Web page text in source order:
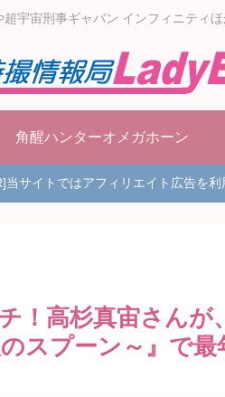
宇宙刑事ギャバン インフィニティ
角醒ハンターオメガホーン
当サイトではアフィリエイト広告を利
！高杉真宙さんが
スプーン～』で最